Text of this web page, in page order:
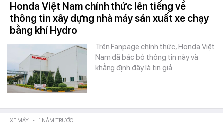
Honda Việt Nam chính thức lên tiếng về
thông tin xây dựng nhà máy sản xuất xe chạy
bằng khí Hydro
Trên Fanpage chính thức, Honda Việt
Nam đã bác bỏ thông tin này và
khẳng định đây là tin giả.
XE MÁY - 1 NĂM TRƯỚC